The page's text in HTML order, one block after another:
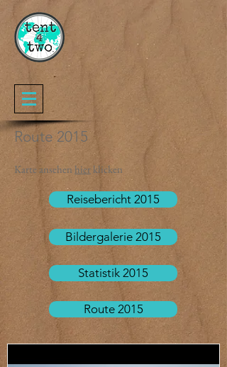
Route 2015
Karte ansehen hier klicken
Reisebericht 2015
Bildergalerie 2015
Statistik 2015
Route 2015